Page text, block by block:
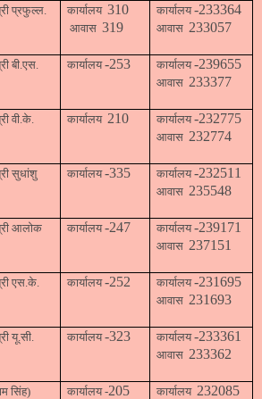
प्रफुल्ल.
कार्यालय310
आवास319
कार्यालय-233364
आवास 233057
बी.एस.
कार्यालय-253 कार्यालय-239655
आवास 233377
वी.के.
कार्यालय 210 कार्यालय-232775
आवास 232774
सुधांशु
कार्यालय-335 कार्यालय-232511
आवास 235548
आलोक
कार्यालय-247 कार्यालय-239171
आवास 237151
एस.के.
कार्यालय-252 कार्यालय-231695
आवास 231693
यू.सी.
कार्यालय-323 कार्यालय-233361
आवास 233362
सिंह)
कार्यालय -205 कार्यालय 232085